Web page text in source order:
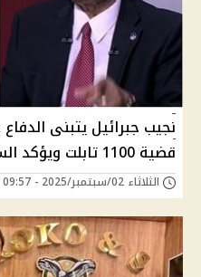
نجيب جبرائيل يتبنى
قضية 1100 تابلت ويؤكد السعي لإثبات براءته
الثلاثاء 02/سبتمبر/2025 - 09:57 م